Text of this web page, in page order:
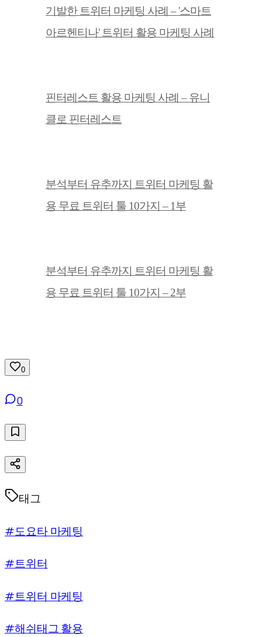
기발한 트위터 마케팅 사례 – '스마트
아르헨티나' 트위터 활용 마케팅 사례
핀터레스트 활용 마케팅 사례 – 유니
클로 핀터레스트
분석부터 유추까지 트위터 마케팅 활
용 무료 트위터 툴 10가지 – 1부
분석부터 유추까지 트위터 마케팅 활
용 무료 트위터 툴 10가지 – 2부
0
0
태그
#도요타 마케팅
#트위터
#트위터 마케팅
#해쉬태그 활용